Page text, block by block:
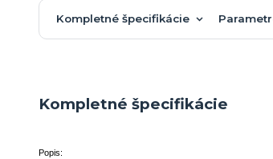
Kompletné špecifikácie
Kompletné špecifikácie
Popis: